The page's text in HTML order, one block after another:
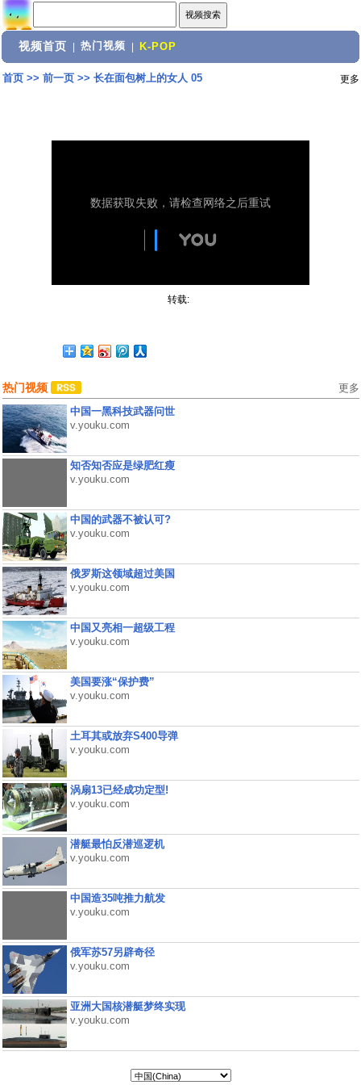
视频首页 热门视频 K-POP
首页>> 前一页>> 长在面包树上的女人 05 更多
转载:
热门视频 更多
中国一黑科技武器问世
v.youku.com
知否知否应是绿肥红瘦
v.youku.com
中国的武器不被认可?
v.youku.com
俄罗斯这领域超过美国
v.youku.com
中国又亮相一超级工程
v.youku.com
美国要涨“保护费”
v.youku.com
土耳其或放弃S400导弹
v.youku.com
涡扇13已经成功定型!
v.youku.com
潜艇最怕反潜巡逻机
v.youku.com
中国造35吨推力航发
v.youku.com
俄军苏57另辟奇径
v.youku.com
亚洲大国核潜艇梦终实现
v.youku.com